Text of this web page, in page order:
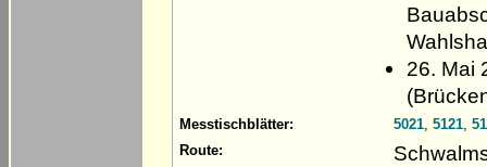
26. Mai
Messtischblätter: 5021, 5121,
Route: